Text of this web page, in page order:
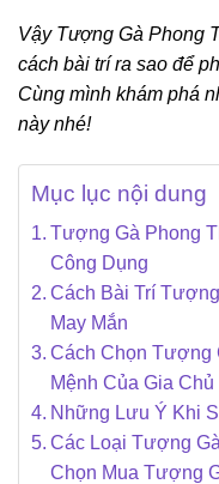
Vậy Tượng Gà Phong
cách bài trí ra sao để
Cùng mình khám phá
này nhé!
Mục lục nội dung
Tượng Gà Phong
Công Dụng
Cách Bài Trí
May Mắn
Cách Chọn Tượng
Mệnh Của Gia Chủ
Những Lưu Ý Khi
Các Loại Tượng
Chọn Mua Tượng